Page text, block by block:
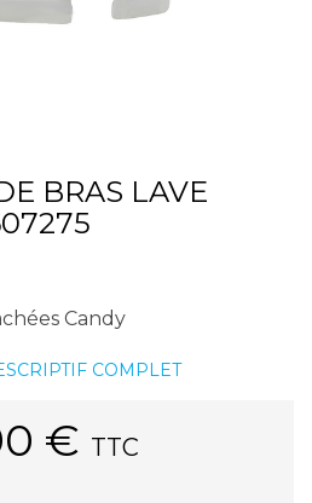
BRAS LAVE
Candy
COMPLET
€ TTC